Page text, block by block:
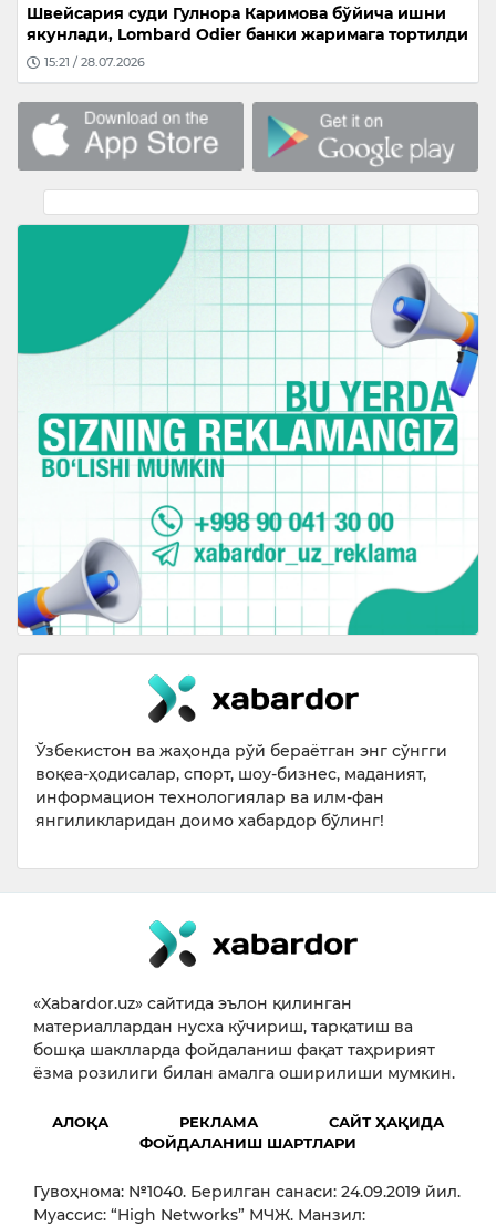
Швейсария суди Гулнора Каримова бўйича ишни
якунлади, Lombard Odier банки жаримага тортилди
15:21 / 28.07.2026
Ўзбекистон ва жаҳонда рўй бераётган энг сўнгги
воқеа-ҳодисалар, спорт, шоу-бизнес, маданият,
информацион технологиялар ва илм-фан
янгиликларидан доимо хабардор бўлинг!
«Xabardor.uz» сайтида эълон қилинган
материаллардан нусха кўчириш, тарқатиш ва
бошқа шаклларда фойдаланиш фақат таҳририят
ёзма розилиги билан амалга оширилиши мумкин.
АЛОҚА РЕКЛАМА
САЙТ ҲАҚИДА
ФОЙДАЛАНИШ ШАРТЛАРИ
Гувоҳнома: №1040. Берилган санаси: 24.09.2019 йил.
Муассис: “High Networks” МЧЖ. Манзил: